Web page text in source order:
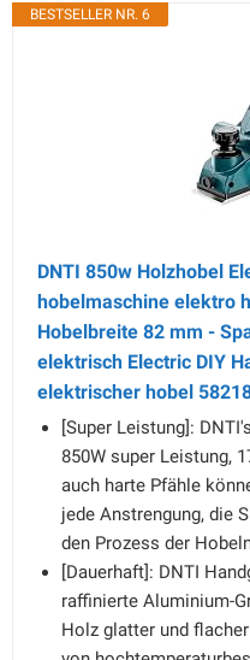
BESTSELLER NR. 6
DNTI 850w Holzhobel
hobelmaschine elektro
Hobelbreite 82 mm -
elektrisch Electric DIY
elektrischer hobel
[Super Leistung]:
850W super Leistung,
auch harte Pfähle
jede Anstrengung, die
den Prozess der
[Dauerhaft]: DNTI
raffinierte Aluminium-
Holz glatter und